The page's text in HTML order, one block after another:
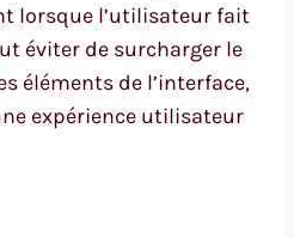
lorsque l’utilisateur fait
éviter de surcharger le
éléments de l’interface,
expérience utilisateur